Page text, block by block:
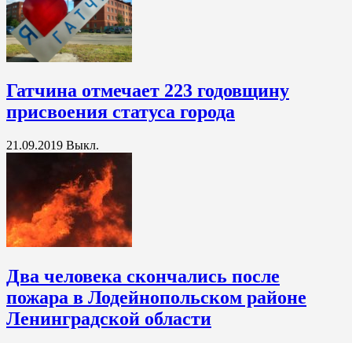
Гатчина отмечает 223 годовщину
присвоения статуса города
21.09.2019 Выкл.
Два человека скончались после
пожара в Лодейнопольском районе
Ленинградской области